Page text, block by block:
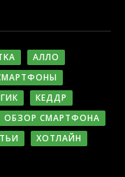
АЛЛО
ГИК
КЕДДР
ОБЗОР СМАРТФОНА
ХОТЛАЙН